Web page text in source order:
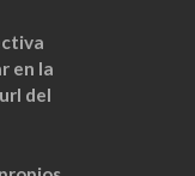
en la
del